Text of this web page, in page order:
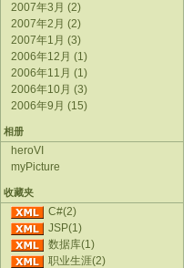
2007年3月 (2)
2007年2月 (2)
2007年1月 (3)
2006年12月 (1)
2006年11月 (1)
2006年10月 (3)
2006年9月 (15)
相册
heroVI
myPicture
收藏夹
C#(2)
JSP(1)
数据库(1)
职业生涯(2)